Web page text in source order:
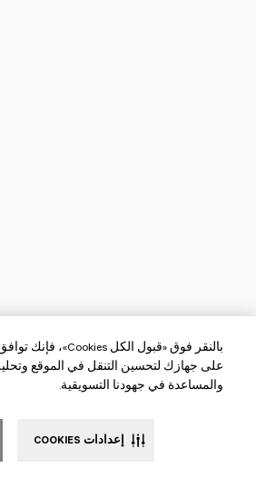
على جهازك لتحسين التنقل في الموقع
والمساعدة في جهودنا التسويقية.
إعدادات COOKIES